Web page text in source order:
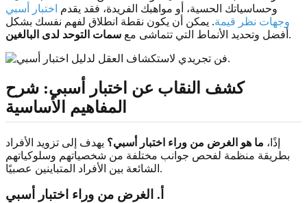
وحساسياتك الحسية، أو مواهبك الفريدة، فقد يقدم اختبار أسبي
وجهات نظر قيمة. يمكن أن يكون نقطة انطلاق لفهم نفسك بشكل
أفضل وتحديد الأنماط التي تتماشى مع سمات التوحد لدى البالغين .
كشف النقاب عن اختبار أسبي: شرح
المفاهيم الأساسية
إذًا، ما هو الغرض من وراء اختبار أسبي؟ يهدف إلى تزويد الأفراد
بطريقة منظمة لفحص جوانب مختلفة من شخصياتهم وسلوكياتهم
الشائعة بين الأفراد المتباينين عصبيًا.
أ. الغرض من وراء اختبار أسبي